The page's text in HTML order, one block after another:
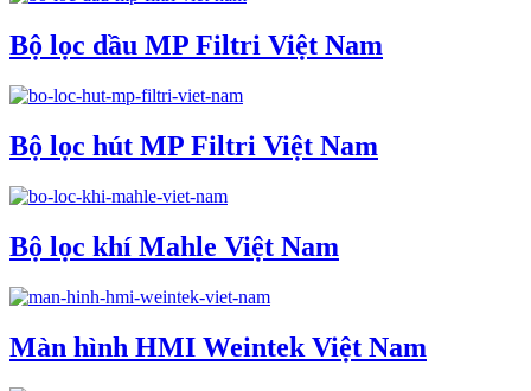
Bộ lọc dầu MP Filtri Việt Nam
Bộ lọc hút MP Filtri Việt Nam
Bộ lọc khí Mahle Việt Nam
Màn hình HMI Weintek Việt Nam